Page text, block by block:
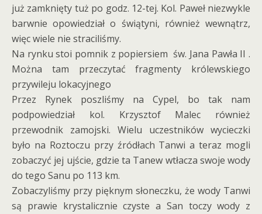
już zamknięty tuż po godz. 12-tej. Kol. Paweł niezwykle
barwnie opowiedział o świątyni, również wewnątrz,
więc wiele nie straciliśmy.
Na rynku stoi pomnik z popiersiem św. Jana Pawła II .
Można tam przeczytać fragmenty królewskiego
przywileju lokacyjnego
Przez Rynek poszliśmy na Cypel, bo tak nam
podpowiedział kol. Krzysztof Malec również
przewodnik zamojski. Wielu uczestników wycieczki
było na Roztoczu przy źródłach Tanwi a teraz mogli
zobaczyć jej ujście, gdzie ta Tanew wtłacza swoje wody
do tego Sanu po 113 km.
Zobaczyliśmy przy pięknym słoneczku, że wody Tanwi
są prawie krystalicznie czyste a San toczy wody z